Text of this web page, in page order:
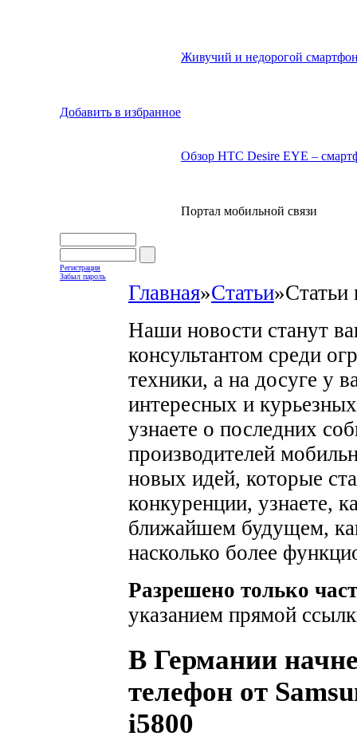
Добавить в избранное
Живучий и недорогой
Обзор HTC Desire EYE –
Портал мобильной связи
Регистрация
Забыл пароль
Главная»Статьи»Статьи
Наши новости станут
консультантом среди
техники, а на досуге у
интересных и
узнаете о последних
производителей
новых идей, которые
конкуренции, узнаете,
ближайшем будущем,
насколько более
Разрешено только
указанием прямой
В Германии
телефон от
i5800